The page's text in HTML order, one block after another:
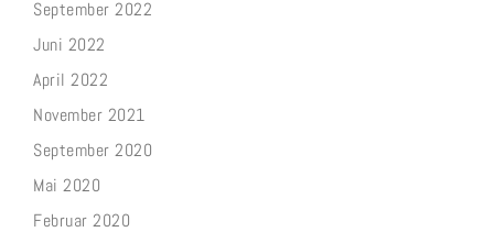
September 2022
Juni 2022
April 2022
November 2021
September 2020
Mai 2020
Februar 2020